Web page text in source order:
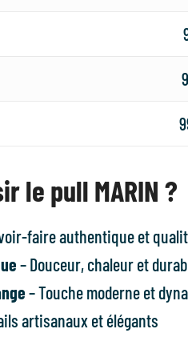
le pull MARIN ?
faire authentique et
– Douceur, chaleur et
– Touche moderne et
artisanaux et élégants